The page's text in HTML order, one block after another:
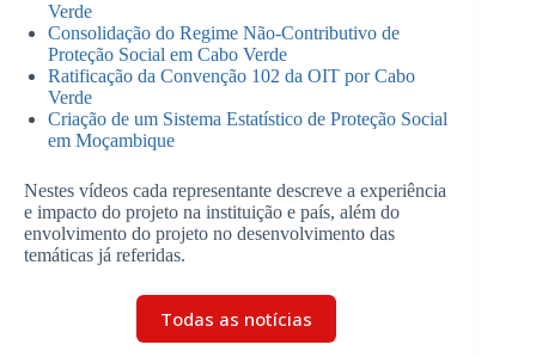
Verde
Consolidação do Regime Não-Contributivo de
Proteção Social em Cabo Verde
Ratificação da Convenção 102 da OIT por Cabo
Verde
Criação de um Sistema Estatístico de Proteção Social
em Moçambique
Nestes vídeos cada representante descreve a experiência
e impacto do projeto na instituição e país, além do
envolvimento do projeto no desenvolvimento das
temáticas já referidas.
Todas as notícias